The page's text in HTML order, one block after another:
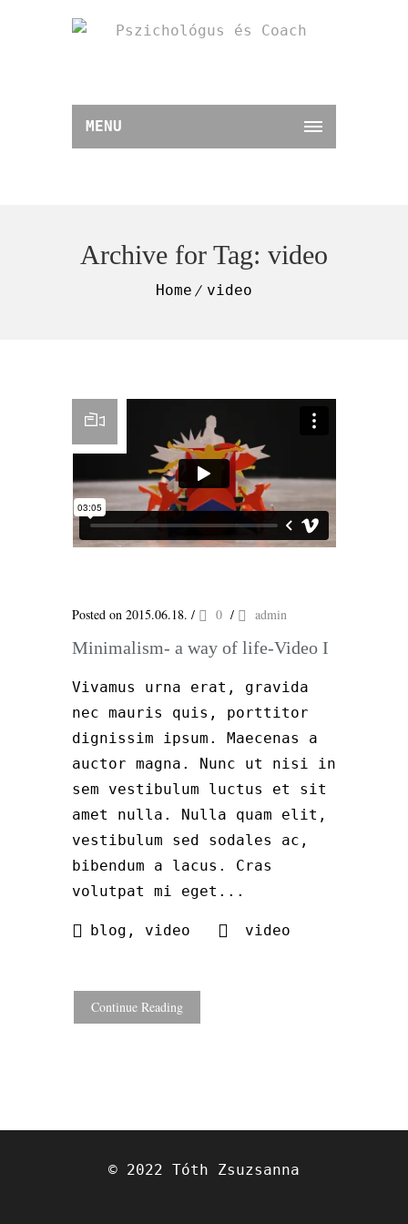
MENU
Archive for Tag: video
Home video
Posted on 2015.06.18. / 0 / admin
Minimalism- a way of life-Video I
Vivamus urna erat, gravida
nec mauris quis, porttitor
dignissim ipsum. Maecenas a
auctor magna. Nunc ut nisi in
sem vestibulum luctus et sit
amet nulla. Nulla quam elit,
vestibulum sed sodales ac,
bibendum a lacus. Cras
volutpat mi eget...
blog , video video
Continue Reading
© 2022 Tóth Zsuzsanna